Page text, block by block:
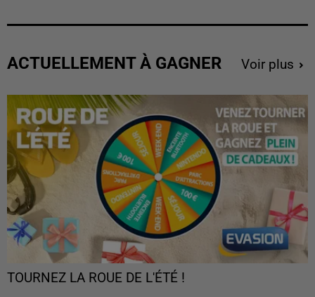
ACTUELLEMENT À GAGNER Voir plus
TOURNEZ LA ROUE DE L'ÉTÉ !